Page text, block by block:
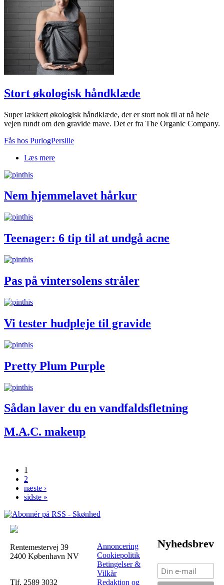
Stort økologisk håndklæde
Super lækkert økologisk håndklæde, der er stort nok til at nå hele
vejen rundt om den gravide mave. Det er fra The Organic Company.
Fås hos PurlogPersille
Læs mere
Nem hjemmelavet hårkur
Teenager: 6 tip til at undgå acne
Pas på vintersolens stråler
Vi tester hudpleje til gravide
Pretty Plum Purple
Sådan laver du en vandfaldsfletning
M.A.C. makeup
Sider
1
2
næste ›
sidste »
Rentemestervej 39
2400 København NV
Tlf. 2589 3032
Annoncering
Cookiepolitik
Betingelser &
Vilkår
Redaktion og
Nyhedsbrev